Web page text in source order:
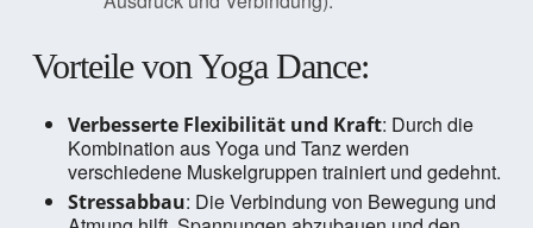
Vorteile von Yoga Dance:
Verbesserte Flexibilität und Kraft: Durch die
Kombination aus Yoga und Tanz werden
verschiedene Muskelgruppen trainiert und gedehnt.
Stressabbau: Die Verbindung von Bewegung und